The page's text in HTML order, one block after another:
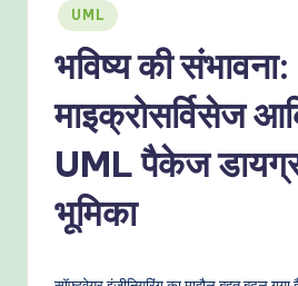
ra
m
di
P
Posted
in
UML
भविष्य की संभावना:
माइक्रोसर्विसेज
UML पैकेज
भूमिका